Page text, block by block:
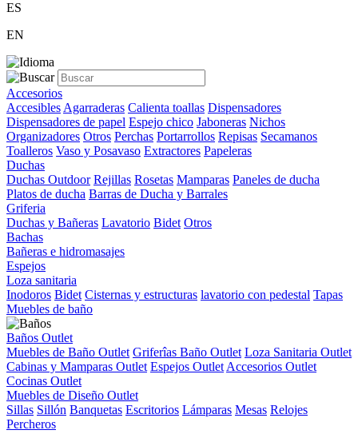
ES
EN
Accesorios
Accesibles Agarraderas Calienta toallas Dispensadores
Dispensadores de papel Espejo chico Jaboneras Nichos
Organizadores Otros Perchas Portarrollos Repisas Secamanos
Toalleros Vaso y Posavaso Extractores Papeleras
Duchas
Duchas Outdoor Rejillas Rosetas Mamparas Paneles de ducha
Platos de ducha Barras de Ducha y Barrales
Griferia
Duchas y Bañeras Lavatorio Bidet Otros
Bachas
Bañeras e hidromasajes
Espejos
Loza sanitaria
Inodoros Bidet Cisternas y estructuras lavatorio con pedestal Tapas
Muebles de baño
Baños Outlet
Muebles de Baño Outlet Griferîas Baño Outlet Loza Sanitaria Outlet
Cabinas y Mamparas Outlet Espejos Outlet Accesorios Outlet
Cocinas Outlet
Muebles de Diseño Outlet
Sillas Sillón Banquetas Escritorios Lámparas Mesas Relojes
Percheros